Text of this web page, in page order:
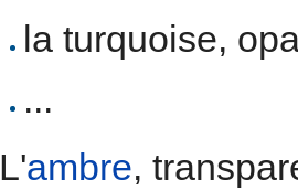
la turquoise,
...
L'ambre,